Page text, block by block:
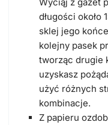
długości około
sklej jego
kolejny pasek
tworząc drugie
uzyskasz
użyć różnych
kombinacje.
Z papieru